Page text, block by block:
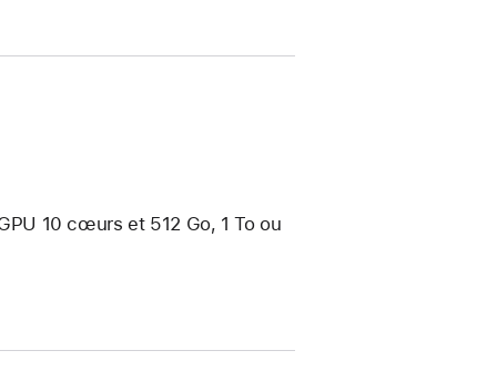
10 cœurs et 512 Go, 1 To ou